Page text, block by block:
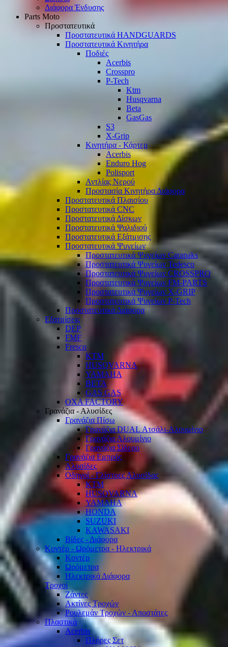
Διάφορα Ένδυσης
Parts Moto
Προστατευτικά
Προστατευτικά HANDGUARDS
Προστατευτικά Κινητήρα
Ποδιές
Acerbis
Crosspro
P-Tech
Ktm
Husqvarna
Beta
GasGas
S3
X-Grip
Κινητήρα - Κάρτερ
Acerbis
Enduro Hog
Polisport
Αντλίας Νερού
Προστασία Κινητήρα Διάφορα
Προστατευτικά Πλαισίου
Προστατευτικά CNC
Προστατευτικά Δίσκων
Προστατευτικά Ψαλιδιού
Προστατευτικά Εξάτμισης
Προστατευτικά Ψυγείων
Προστατευτικά Ψυγείων Carapaks
Προστατευτικά Ψυγείων Tedesco
Προστατευτικά Ψυγείων CROSSPRO
Προστατευτικά Ψυγείων FM-PARTS
Προστατευτικά Ψυγείων X-GRIP
Προστατευτικά Ψυγείων P-Tech
Προστατευτικά Διάφορα
Εξατμίσεις
DEP
FMF
Fresco
KTM
HUSQVARNA
YAMAHA
BETA
GAS GAS
OXA FACTORY
Γρανάζια - Αλυσίδες
Γρανάζια Πίσω
Γρανάζια DUAL Ατσάλι-Αλουμίνιο
Γρανάζια Αλουμίνιο
Γρανάζια Σίδερο
Γρανάζια Εμπρός
Αλυσίδες
Οδηγοί - Γλίστρες Αλυσίδας
KTM
HUSQVARNA
YAMAHA
HONDA
SUZUKI
KAWASAKI
Βίδες - Διάφορα
Κοντέρ - Ωρόμετρα - Ηλεκτρικά
Κοντέρ
Ωρόμετρα
Ηλεκτρικά Διάφορα
Τροχοί
Ζάντες
Ακτίνες Τροχών
Ρουλεμάν Τροχών - Αποστάτες
Πλαστικά
Acerbis
Πλήρες Σετ